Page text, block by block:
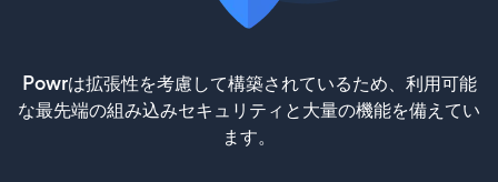
Powrは拡張性を考慮して構築されているため、利用可能
な最先端の組み込みセキュリティと大量の機能を備えてい
ます。